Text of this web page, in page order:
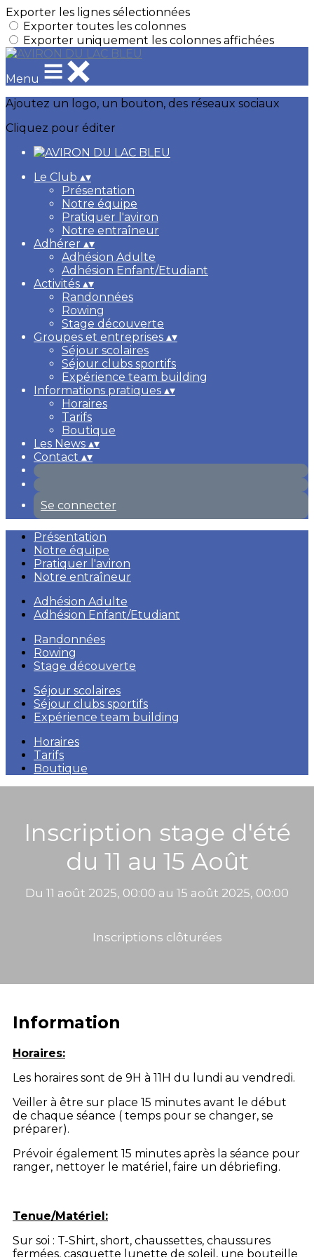
Exporter les lignes sélectionnées
Exporter toutes les colonnes
Exporter uniquement les colonnes affichées
Menu
Ajoutez un logo, un bouton, des réseaux sociaux
Cliquez pour éditer
Le Club ▴▾
Présentation
Notre équipe
Pratiquer l'aviron
Notre entraîneur
Adhérer ▴▾
Adhésion Adulte
Adhésion Enfant/Etudiant
Activités ▴▾
Randonnées
Rowing
Stage découverte
Groupes et entreprises ▴▾
Séjour scolaires
Séjour clubs sportifs
Expérience team building
Informations pratiques ▴▾
Horaires
Tarifs
Boutique
Les News ▴▾
Contact ▴▾
Se connecter
Présentation
Notre équipe
Pratiquer l'aviron
Notre entraîneur
Adhésion Adulte
Adhésion Enfant/Etudiant
Randonnées
Rowing
Stage découverte
Séjour scolaires
Séjour clubs sportifs
Expérience team building
Horaires
Tarifs
Boutique
Inscription stage d'été
du 11 au 15 Août
Du 11 août 2025, 00:00 au 15 août 2025, 00:00
Inscriptions clôturées
Information
Horaires:
Les horaires sont de 9H à 11H du lundi au vendredi.
Veiller à être sur place 15 minutes avant le début
de chaque séance ( temps pour se changer, se
préparer).
Prévoir également 15 minutes après la séance pour
ranger, nettoyer le matériel, faire un débriefing.
Tenue/Matériel:
Sur soi : T-Shirt, short, chaussettes, chaussures
fermées, casquette lunette de soleil, une bouteille